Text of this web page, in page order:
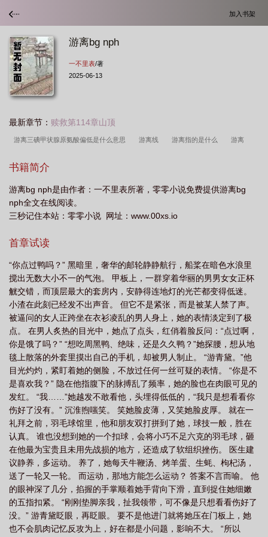
加入书架
游离bg nph
一不里表/著
2025-06-13
最新章节： 赎救第114章山顶
游离三碘甲状腺原氨酸偏低是什么意思 游离线 游离指的是什么 游离
指 游离三碘甲状腺原氨酸偏低会怎样
离脂肪酸 游离中是什么意思? 游离于是什么意思 游离甲状腺素 游离的
状态是什么意思 游离性脂肪怎么减
高说明什么
意思 游离ha 游离状态是一种什么状态 游离甲状腺素偏高什么意思 游
离部分是什么意思 游离hgg 游离甲状腺素高是怎么回事 游离psa/总psa偏
低说明什么 游离什么 游离βhcgmom 游离状态是什么意思 游离总是什
么 游离bg 游离甲状腺素偏低是什么原因 游离三碘甲状腺原氨酸偏高是怎
么回事 游离pi 游离三碘甲状腺原氨酸 游离指什么 游离意思 游离甲
状腺素低是什么问题 游离中什么意思 游离甲状腺素低是什么意思 游离
fa 游离 什么意思 游离态 游离了是什么意思 游离 游离甲状腺素偏
高说明什么问题 游离态是什么意思 游离前列腺特异性抗原偏高说明什么 游
离甲状腺素偏低说明什么 游离状态是什么状态 游离三碘甲状腺原氨酸偏
高 游离三碘甲状腺原氨酸偏高是什么意思
书籍简介
游离bg nph是由作者：一不里表所著，零零小说免费提供游离bg
nph全文在线阅读。
三秒记住本站：零零小说 网址：www.00xs.io
首章试读
“你点过鸭吗？” 黑暗里，奢华的邮轮静静航行，船桨在暗色水浪里
搅出无数大小不一的气泡。 甲板上，一群穿着华丽的男男女女正杯
觥交错，而顶层最大的套房内，安静得连地灯的光芒都变得低迷。
小渣在此刻已经发不出声音。 但它不是紧张，而是被某人禁了声。
被逼问的女人正跨坐在衣衫凌乱的男人身上，她的表情淡定到了极
点。 在男人炙热的目光中，她点了点头，红俏着脸反问：“点过啊，
你是饿了吗？” “想吃周黑鸭、绝味，还是久久鸭？”她探腰，想从地
毯上散落的外套里摸出自己的手机，却被男人制止。 “游青黛。”他
目光灼灼，紧盯着她的侧脸，不放过任何一丝可疑的表情。 “你是不
是喜欢我？” 隐在他指腹下的脉搏乱了频率，她的脸也在肉眼可见的
发红。 “我……”她越发不敢看他，头埋得低低的，“我只是想看看你
伤好了没有。” 沉淮煦嗤笑。 笑她脸皮薄，又笑她脸皮厚。 就在一
礼拜之前，羽毛球馆里，他和朋友双打拼到了她，球技一般，胜在
认真。 谁也没想到她的一个扣球，会将小巧不足六克的羽毛球，砸
在他最为宝贵且未用先战损的地方，还造成了软组织挫伤。 医生建
议静养，多运动。 养了，她每天牛鞭汤、烤羊蛋、生蚝、枸杞汤，
送了一轮又一轮。 而运动，那地方能怎么运动？ 答案不言而喻。 他
的眼神深了几分，掐握的手掌顺着她手背向下滑，直到捉住她细嫩
的五指扣紧。 “刚刚垫脚亲我，扯我领带，可不像是只想看看伤好了
没。” 游青黛眨眼，再眨眼。 要不是他进门就将她压在门板上，她
也不会肌肉记忆反攻为上，好在都是小问题，影响不大。 “所以